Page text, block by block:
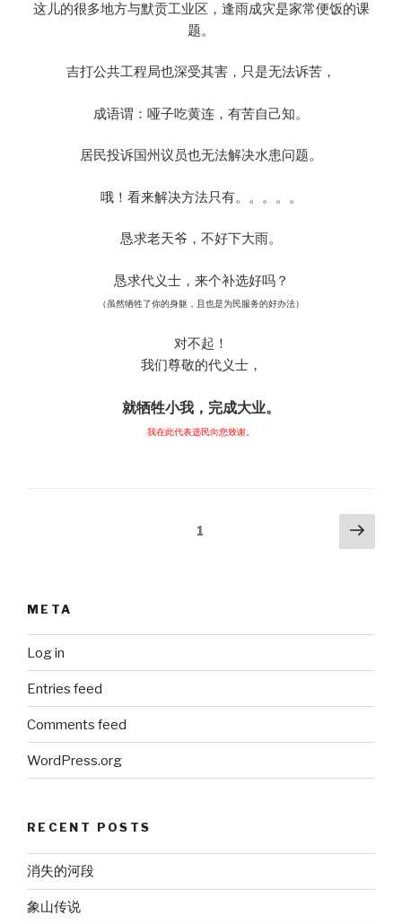
这儿的很多地方与默贡工业区，逢雨成灾是家常便饭的课
题。
吉打公共工程局也深受其害，只是无法诉苦，
成语谓：哑子吃黄连，有苦自己知。
居民投诉国州议员也无法解决水患问题。
哦！看来解决方法只有。。。。。
恳求老天爷，不好下大雨。
恳求代义士，来个补选好吗？
（虽然牺牲了你的身躯，且也是为民服务的好办法）
对不起！
我们尊敬的代义士，
就牺牲小我，完成大业。
我在此代表选民向您致谢。
1
Next
META
Log in
Entries feed
Comments feed
WordPress.org
RECENT POSTS
消失的河段
象山传说